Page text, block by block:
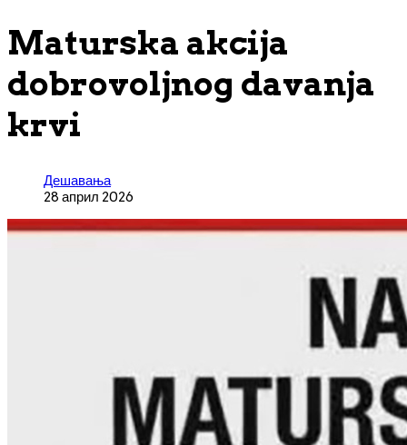
Maturska akcija
dobrovoljnog davanja
krvi
Дешавања
28 април 2026